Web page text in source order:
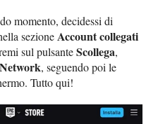
momento, decidessi di
sezioneAccount collegati
sul pulsanteScollega,
, seguendo poi le
Tutto qui!